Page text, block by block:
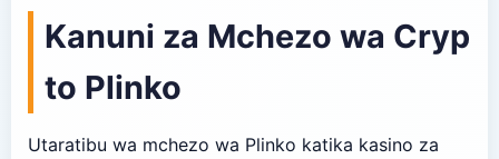
Kanuni za Mchezo wa Cryp
to Plinko
Utaratibu wa mchezo wa Plinko katika kasino za